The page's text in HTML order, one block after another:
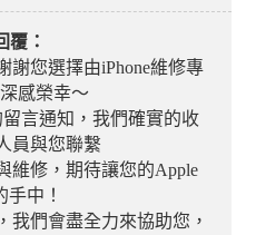
覆：
謝您選擇由iPhone維修專
感榮幸～
留言通知，我們確實的收
員與您聯繫
維修，期待讓您的Apple
手中！
我們會盡全力來協助您，